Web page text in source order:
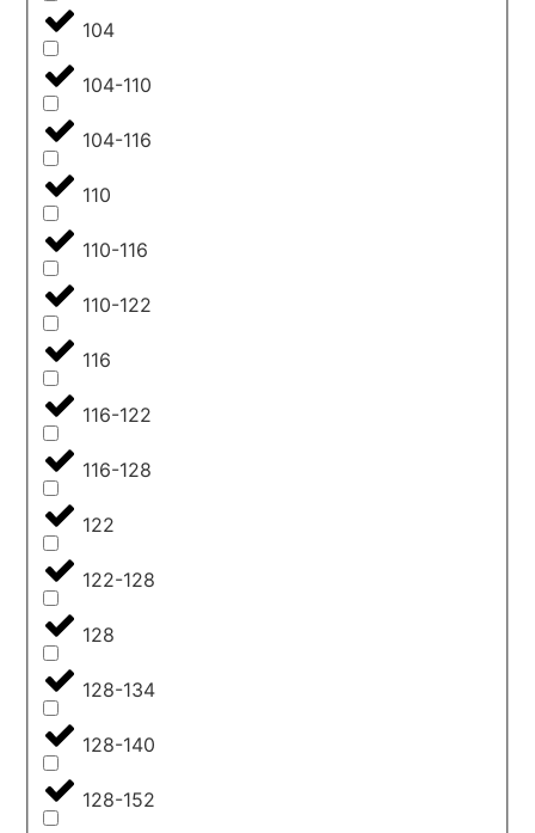
104
104-110
104-116
110
110-116
110-122
116
116-122
116-128
122
122-128
128
128-134
128-140
128-152